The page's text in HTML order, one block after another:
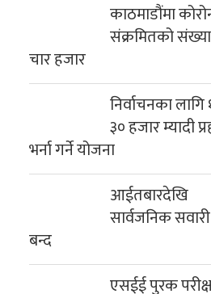
काठमाडौंमा
संक्रमितको
चार हजार
निर्वाचनका
३० हजार म्यादी
भर्ना गर्ने योजना
आईतबारदेखि
सार्वजनिक
बन्द
एसईई पुरक